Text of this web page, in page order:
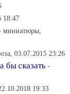
18:47
миниатюры,
03.07.2015 23:26
бы сказать -
19:33